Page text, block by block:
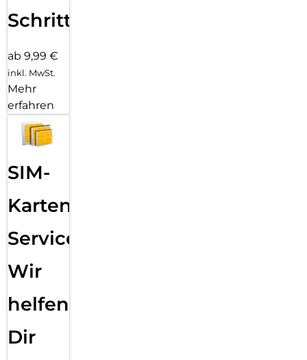
Schritten
ab 9,99 €
inkl. MwSt.
Mehr
erfahren
SIM-
Karten
Service:
Wir
helfen
Dir